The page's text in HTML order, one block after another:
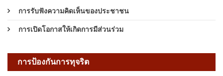
การรับฟังความคิดเห็นของประชาชน
การเปิดโอกาสให้เกิดการมีส่วนร่วม
การป้องกันการทุจริต